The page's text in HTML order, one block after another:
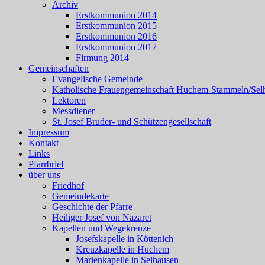
Archiv
Erstkommunion 2014
Erstkommunion 2015
Erstkommunion 2016
Erstkommunion 2017
Firmung 2014
Gemeinschaften
Evangelische Gemeinde
Katholische Frauengemeinschaft Huchem-Stammeln/
Lektoren
Messdiener
St. Josef Bruder- und Schützengesellschaft
Impressum
Kontakt
Links
Pfarrbrief
über uns
Friedhof
Gemeindekarte
Geschichte der Pfarre
Heiliger Josef von Nazaret
Kapellen und Wegekreuze
Josefskapelle in Köttenich
Kreuzkapelle in Huchem
Marienkapelle in Selhausen